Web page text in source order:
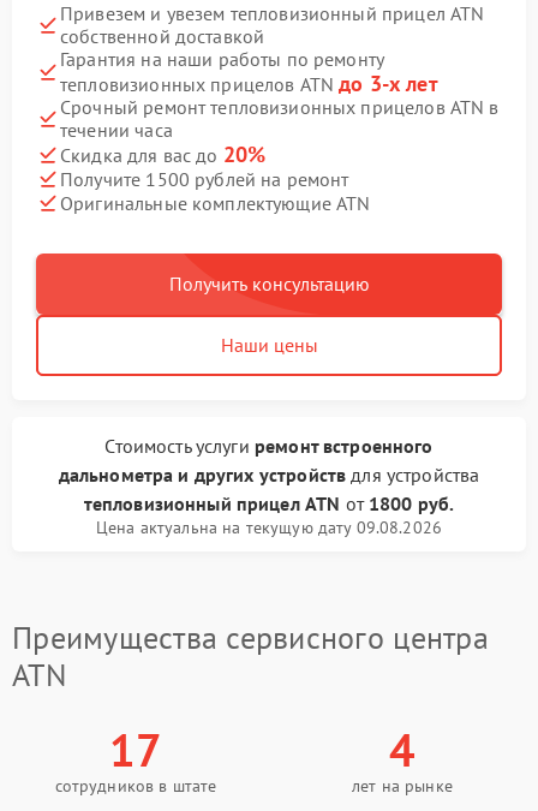
Привезем и увезем тепловизионный прицел ATN
собственной доставкой
Гарантия на наши работы по ремонту
тепловизионных прицелов ATNдо 3-х лет
Срочный ремонт тепловизионных прицелов ATN в
течении часа
Скидка для вас до 20%
Получите 1500 рублей на ремонт
Оригинальные комплектующие ATN
Получить консультацию
Наши цены
Стоимость услуги ремонт встроенного
дальнометра и других устройств для устройства
тепловизионный прицел ATN от 1800 руб.
Цена актуальна на текущую дату 09.08.2026
Преимущества сервисного центра
ATN
17
сотрудников в штате
4
лет на рынке